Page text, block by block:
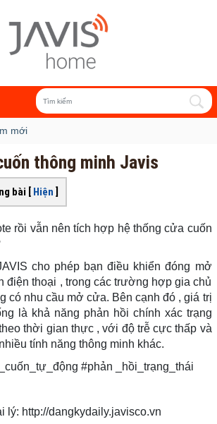
mới
thông minh Javis
bài [ Hiện ]
rồi vẫn nên tích hợp hệ thống cửa cuốn
cho phép bạn điều khiển đóng mở
điện thoại , trong các trường hợp gia chủ
có nhu cầu mở cửa. Bên cạnh đó , giá trị
là khả năng phản hồi chính xác trạng
thời gian thực , với độ trễ cực thấp và
tính năng thông minh khác.
#phản _hồi_trạng_thái
lý: http://dangkydaily.javisco.vn